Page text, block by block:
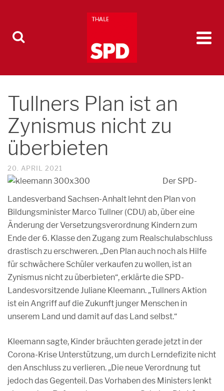
Tullners Plan ist an
Zynismus nicht zu
überbieten
20. APRIL 2021
Der SPD-
Landesverband Sachsen-Anhalt lehnt den Plan von
Bildungsminister Marco Tullner (CDU) ab, über eine
Änderung der Versetzungsverordnung Kindern zum
Ende der 6. Klasse den Zugang zum Realschulabschluss
drastisch zu erschweren. „Den Plan auch noch als Hilfe
für schwächere Schüler verkaufen zu wollen, ist an
Zynismus nicht zu überbieten“, erklärte die SPD-
Landesvorsitzende Juliane Kleemann. „Tullners Aktion
ist ein Angriff auf die Zukunft junger Menschen in
unserem Land und damit auf das Land selbst.“
Kleemann sagte, Kinder bräuchten gerade jetzt in der
Corona-Krise Unterstützung, um durch Lerndefizite nicht
den Anschluss zu verlieren. „Die neue Verordnung tut
jedoch das Gegenteil. Das Vorhaben des Ministers lenkt